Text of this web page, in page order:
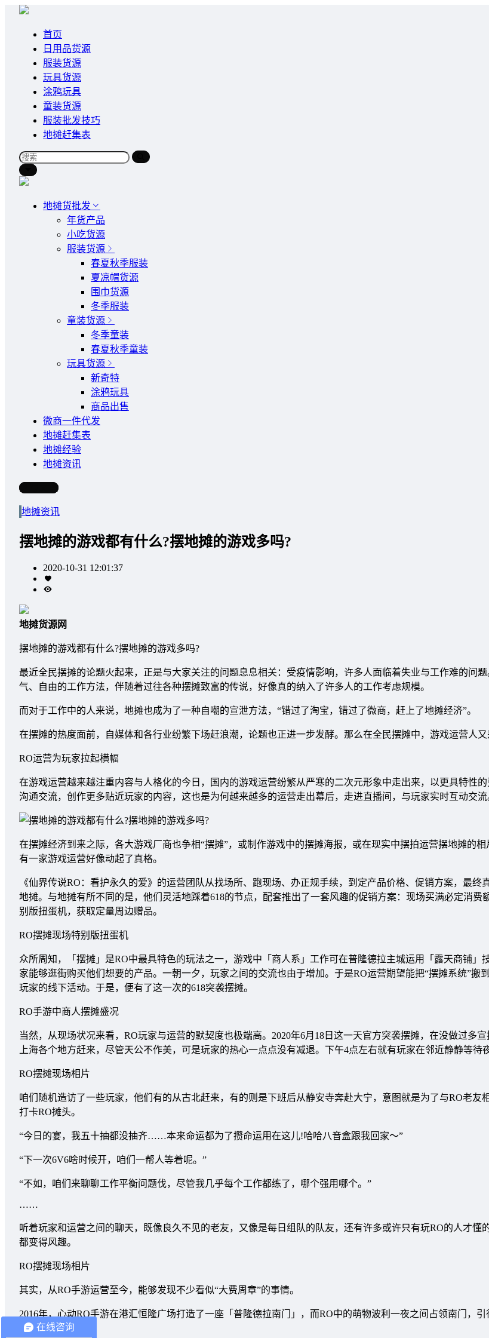
首页
日用品货源
服装货源
玩具货源
涂鸦玩具
童装货源
服装批发技巧
地摊赶集表
地摊货批发
年货产品
小吃货源
服装货源
春夏秋季服装
夏凉帽货源
围巾货源
冬季服装
童装货源
冬季童装
春夏秋季童装
玩具货源
新奇特
涂鸦玩具
商品出售
微商一件代发
地摊赶集表
地摊经验
地摊资讯
写文章
地摊资讯
摆地摊的游戏都有什么?摆地摊的游戏多吗?
2020-10-31 12:01:37
地摊货源网
摆地摊的游戏都有什么?摆地摊的游戏多吗?
最近全民摆摊的论题火起来，正是与大家关注的问题息息相关：受疫情影响，许多人面临着失业与工作难的问
气、自由的工作方法，伴随着过往各种摆摊致富的传说，好像真的纳入了许多人的工作考虑规模。
而对于工作中的人来说，地摊也成为了一种自嘲的宣泄方法，“错过了淘宝，错过了微商，赶上了地摊经济”。
在摆摊的热度面前，自媒体和各行业纷繁下场赶浪潮，论题也正进一步发酵。那么在全民摆摊中，游戏运营人
RO运营为玩家拉起横幅
在游戏运营越来越注重内容与人格化的今日，国内的游戏运营纷繁从严寒的二次元形象中走出来，以更具特性
沟通交流，创作更多贴近玩家的内容，这也是为何越来越多的运营走出幕后，走进直播间，与玩家实时互动交流
在摆摊经济到来之际，各大游戏厂商也争相“摆摊”，或制作游戏中的摆摊海报，或在现实中摆拍运营摆地摊的相
有一家游戏运营好像动起了真格。
《仙界传说RO：看护永久的爱》的运营团队从找场所、跑现场、办正规手续，到定产品价格、促销方案，最终
地摊。与地摊有所不同的是，他们灵活地踩着618的节点，配套推出了一套风趣的促销方案：现场买满必定消费
别版扭蛋机，获取定量周边赠品。
RO摆摊现场特别版扭蛋机
众所周知，「摆摊」是RO中最具特色的玩法之一，游戏中「商人系」工作可在普隆德拉主城运用「露天商铺」
家能够逛街购买他们想要的产品。一朝一夕，玩家之间的交流也由于增加。于是RO运营期望能把“摆摊系统”搬
玩家的线下活动。于是，便有了这一次的618突袭摆摊。
RO手游中商人摆摊盛况
当然，从现场状况来看，RO玩家与运营的默契度也极端高。2020年6月18日这一天官方突袭摆摊，在没做过多
上海各个地方赶来，尽管天公不作美，可是玩家的热心一点点没有减退。下午4点左右就有玩家在邻近静静等待
RO摆摊现场相片
咱们随机造访了一些玩家，他们有的从古北赶来，有的则是下班后从静安寺奔赴大宁，意图就是为了与RO老友
打卡RO摊头。
“今日的宴，我五十抽都没抽齐……本来命运都为了攒命运用在这儿!哈哈八音盒跟我回家～”
“下一次6V6啥时候开，咱们一帮人等着呢。”
“不如，咱们来聊聊工作平衡问题伐，尽管我几乎每个工作都练了，哪个强用哪个。”
……
听着玩家和运营之间的聊天，既像良久不见的老友，又像是每日组队的队友，还有许多或许只有玩RO的人才懂
都变得风趣。
RO摆摊现场相片
其实，从RO手游运营至今，能够发现不少看似“大费周章”的事情。
2016年，心动RO手游在港汇恒隆广场打造了一座「普隆德拉南门」，而RO中的萌物波利一夜之间占领南门，引
在线咨询